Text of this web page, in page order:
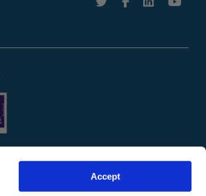
Accept